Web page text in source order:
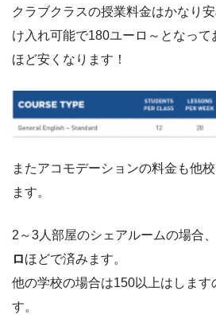
クラブクラスの授業料金はかなり
け入れ可能で180ユーロ～となって
ほど安くなります！
またアコモデーションの料金も他
ます。
2～3人部屋のシェアルームの場合
ロほどで済みます。
他の学校の場合は150以上はします
す。